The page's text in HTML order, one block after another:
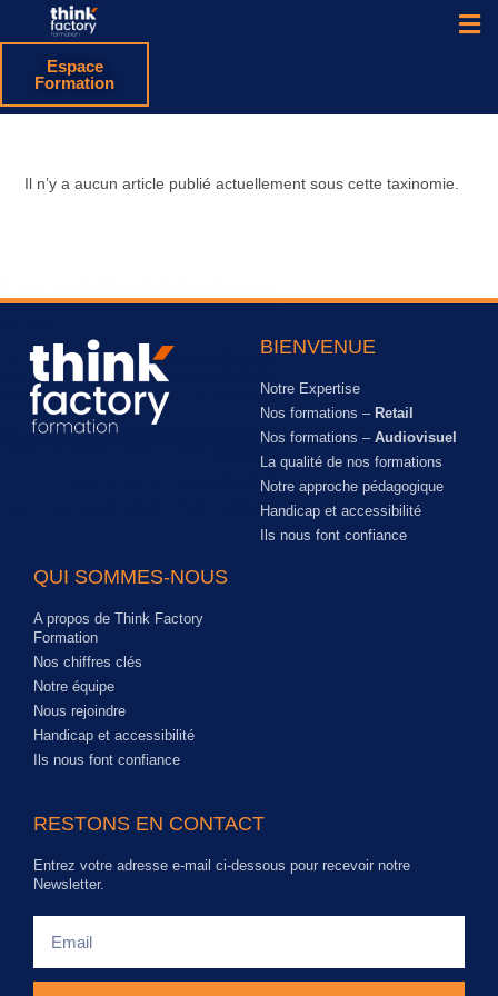
Espace
Formation
Il n’y a aucun article publié actuellement sous cette taxinomie.
BIENVENUE
Notre Expertise
Nos formations – Retail
Nos formations – Audiovisuel
La qualité de nos formations
Notre approche pédagogique
Handicap et accessibilité
Ils nous font confiance
QUI SOMMES-NOUS
A propos de Think Factory
Formation
Nos chiffres clés
Notre équipe
Nous rejoindre
Handicap et accessibilité
Ils nous font confiance
RESTONS EN CONTACT
Entrez votre adresse e-mail ci-dessous pour recevoir notre
Newsletter.